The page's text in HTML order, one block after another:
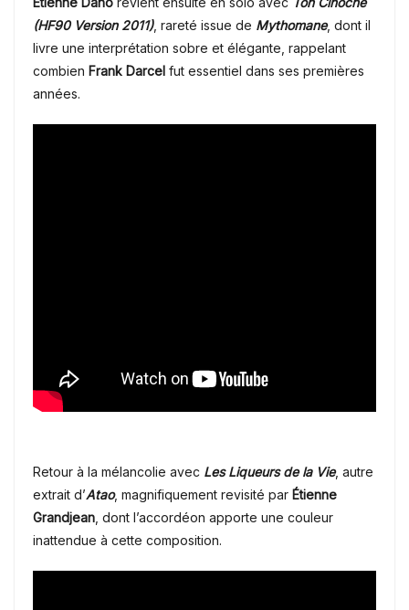
(HF90 Version 2011), rareté issue de Mythomane, dont il
livre une interprétation sobre et élégante, rappelant
combien Frank Darcel fut essentiel dans ses premières
années.
Retour à la mélancolie avec Les Liqueurs de la Vie, autre
extrait d’Atao, magnifiquement revisité par Étienne
Grandjean , dont l’accordéon apporte une couleur
inattendue à cette composition.